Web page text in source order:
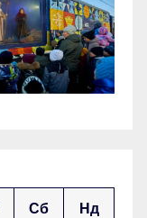
Сб Нд